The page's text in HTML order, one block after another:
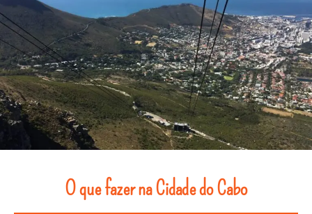
O que fazer na Cidade do Cabo